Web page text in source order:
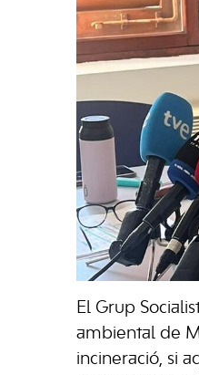
El Grup
ambiental de
incineració, si